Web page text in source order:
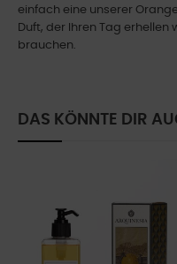
einfach eine unserer
Duft, der Ihren Tag erhellen
brauchen.
DAS KÖNNTE DIR